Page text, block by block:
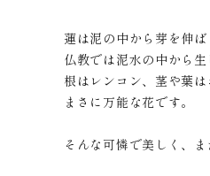
蓮は泥の中から芽を伸ば
仏教では泥水の中から
根はレンコン、茎や葉
まさに万能な花です。
そんな可憐で美しく、